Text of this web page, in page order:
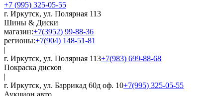
+7 (995) 325-05-55
г. Иркутск, ул. Полярная 113
Шины & Диски
магазин:+7(3952) 99-88-36
регионы:+7(904) 148-51-81
|
г. Иркутск, ул. Полярная 113+7(983) 699-88-68
Покраска дисков
|
г. Иркутск, ул. Баррикад 60д оф. 10+7(995) 325-05-55
Аукцион авто